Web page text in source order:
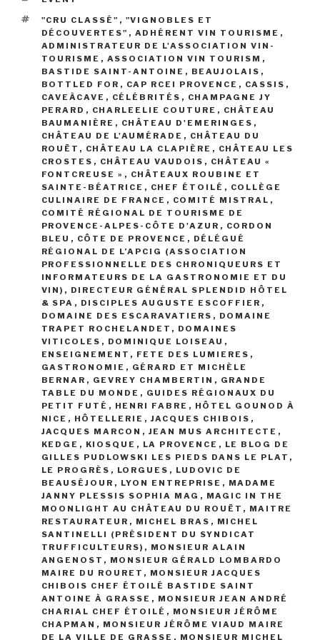
ÉTIQUETTES
"CRU CLASSÉ" , "VIGNOBLES ET
DÉCOUVERTES" , ADHÉRENT VIN TOURISME ,
ADMINISTRATEUR DE L'ASSOCIATION VIN-
TOURISME , ASSOCIATION VIN TOURISM ,
BASTIDE SAINT-ANTOINE , BEAUJOLAIS ,
BOTTLED FOR , CAP RCEI PROVENCE , CASSIS ,
CAVEÀCAVE , CÉLÉBRITÉS , CHAMPAGNE JY
PERARD , CHARLEELIE COUTURE , CHÂTEAU
BAUMANIÈRE , CHÂTEAU D'EMERINGES ,
CHÂTEAU DE L'AUMÉRADE , CHÂTEAU DU
ROUËT , CHÂTEAU LA CLAPIÈRE , CHÂTEAU LES
CROSTES , CHÂTEAU VAUDOIS , CHÂTEAU «
FONTCREUSE » , CHÂTEAUX ROUBINE ET
SAINTE-BÉATRICE , CHEF ÉTOILÉ , COLLÈGE
CULINAIRE DE FRANCE , COMITÉ MISTRAL ,
COMITÉ RÉGIONAL DE TOURISME DE
PROVENCE-ALPES-CÔTE D'AZUR , CORDON
BLEU , CÔTE DE PROVENCE , DÉLÉGUÉ
RÉGIONAL DE L’APCIG (ASSOCIATION
PROFESSIONNELLE DES CHRONIQUEURS ET
INFORMATEURS DE LA GASTRONOMIE ET DU
VIN) , DIRECTEUR GÉNÉRAL SPLENDID HÔTEL
& SPA , DISCIPLES AUGUSTE ESCOFFIER ,
DOMAINE DES ESCARAVATIERS , DOMAINE
TRAPET ROCHELANDET , DOMAINES
VITICOLES , DOMINIQUE LOISEAU ,
ENSEIGNEMENT , FETE DES LUMIERES ,
GASTRONOMIE , GÉRARD ET MICHÈLE
BERNAR , GEVREY CHAMBERTIN , GRANDE
TABLE DU MONDE , GUIDES RÉGIONAUX DU
PETIT FUTÉ , HENRI FABRE , HÔTEL GOUNOD À
NICE , HÔTELLERIE , JACQUES CHIBOIS ,
JACQUES MARCON , JEAN MUS ARCHITECTE ,
KEDGE , KIOSQUE , LA PROVENCE , LE BLOG DE
GILLES PUDLOWSKI LES PIEDS DANS LE PLAT ,
LE PROGRÈS , LORGUES , LUDOVIC DE
BEAUSÉJOUR , LYON ENTREPRISE , MADAME
JANNY PLESSIS SOPHIA MAG , MAGIC IN THE
MOONLIGHT AU CHÂTEAU DU ROUËT , MAITRE
RESTAURATEUR , MICHEL BRAS , MICHEL
SANTINELLI (PRÉSIDENT DU SYNDICAT
TRUFFICULTEURS) , MONSIEUR ALAIN
ANGENOST , MONSIEUR GÉRALD LOMBARDO
MAIRE DU ROURET , MONSIEUR JACQUES
CHIBOIS CHEF ÉTOILÉ BASTIDE SAINT
ANTOINE À GRASSE , MONSIEUR JEAN ANDRÉ
CHARIAL CHEF ÉTOILÉ , MONSIEUR JÉRÔME
CHAPMAN , MONSIEUR JÉRÔME VIAUD MAIRE
DE LA VILLE DE GRASSE , MONSIEUR MICHEL